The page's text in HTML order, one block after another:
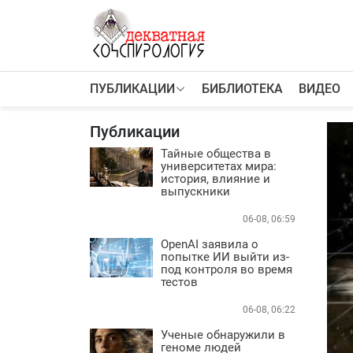
ПУБЛИКАЦИИ
Тайные общества и секты
Власть
Деньги
Пороки
Грязные деньги Украины
Здоровье
Цифровизация
История и археология
Персоны
ПУБЛИКАЦИИ БИБЛИОТЕКА ВИДЕО
Публикации
Тайные общества в
университетах мира:
история, влияние и
выпускники
06-08, 06:59
OpenAI заявила о
попытке ИИ выйти из-
под контроля во время
тестов
06-08, 06:22
Ученые обнаружили в
геноме людей